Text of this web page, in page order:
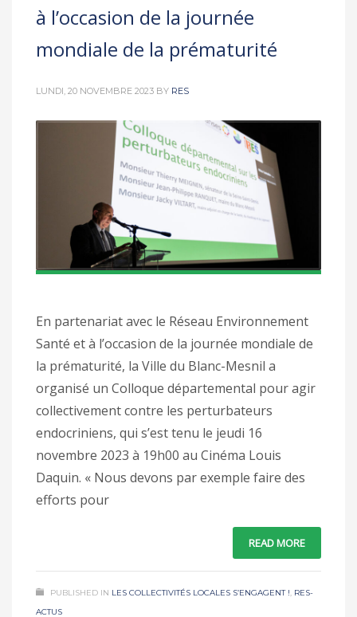
à l’occasion de la journée
mondiale de la prématurité
LUNDI, 20 NOVEMBRE 2023 BY RES
En partenariat avec le Réseau Environnement
Santé et à l’occasion de la journée mondiale de
la prématurité, la Ville du Blanc-Mesnil a
organisé un Colloque départemental pour agir
collectivement contre les perturbateurs
endocriniens, qui s’est tenu le jeudi 16
novembre 2023 à 19h00 au Cinéma Louis
Daquin. « Nous devons par exemple faire des
efforts pour
READ MORE
PUBLISHED IN LES COLLECTIVITÉS LOCALES S’ENGAGENT ! RES-
ACTUS